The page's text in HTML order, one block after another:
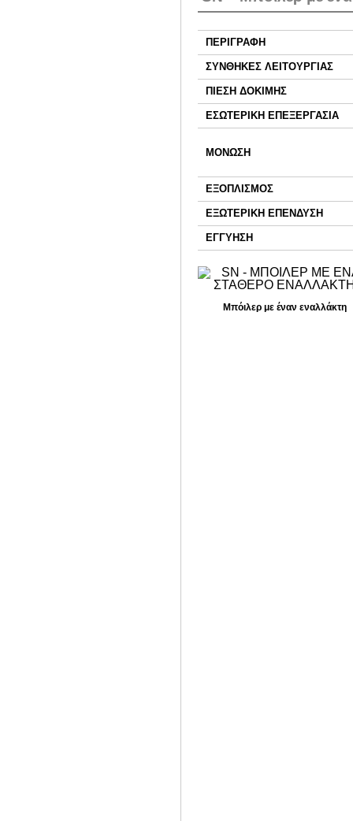
ΠΕΡΙΓΡΑΦΗ
ΣΥΝΘΗΚΕΣ ΛΕΙΤΟΥΡΓΙΑΣ
ΠΙΕΣΗ ΔΟΚΙΜΗΣ
ΕΣΩΤΕΡΙΚΗ ΕΠΕΞΕΡΓΑΣΙΑ
ΜΟΝΩΣΗ
ΕΞΟΠΛΙΣΜΟΣ
ΕΞΩΤΕΡΙΚΗ ΕΠΕΝΔΥΣΗ
ΕΓΓΥΗΣΗ
Μπόιλερ με έναν εναλλάκτη